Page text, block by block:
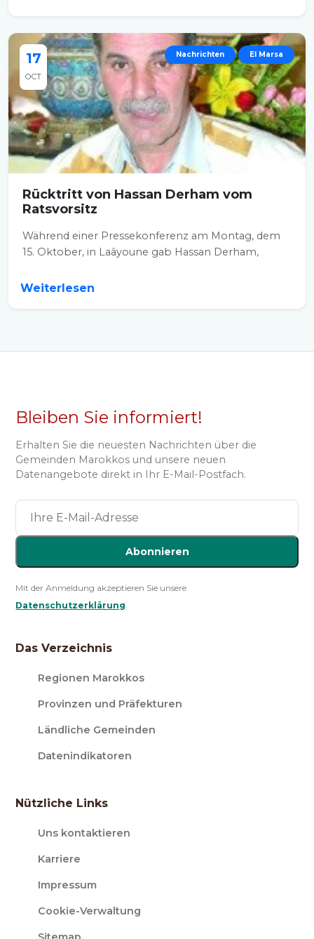
17
OCT
Nachrichten El Marsa
Rücktritt von Hassan Derham vom
Ratsvorsitz
Während einer Pressekonferenz am Montag, dem
15. Oktober, in Laâyoune gab Hassan Derham,
Weiterlesen
Bleiben Sie informiert!
Erhalten Sie die neuesten Nachrichten über die
Gemeinden Marokkos und unsere neuen
Datenangebote direkt in Ihr E-Mail-Postfach.
Abonnieren
Mit der Anmeldung akzeptieren Sie unsere
Datenschutzerklärung.
Das Verzeichnis
Regionen Marokkos
Provinzen und Präfekturen
Ländliche Gemeinden
Datenindikatoren
Nützliche Links
Uns kontaktieren
Karriere
Impressum
Cookie-Verwaltung